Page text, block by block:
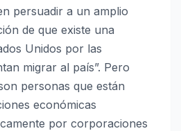
persuadir a un amplio
de que existe una
Unidos por las
migrar al país”. Pero
personas que están
económicas
por corporaciones